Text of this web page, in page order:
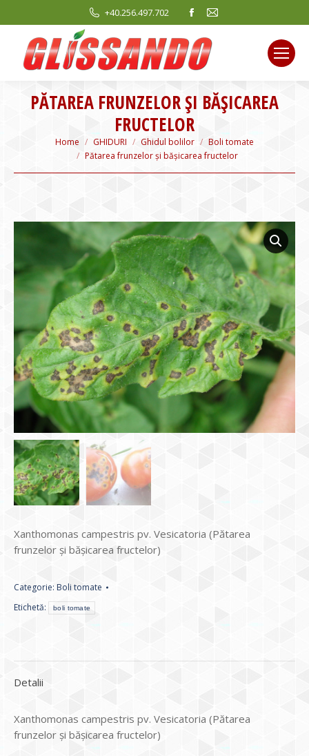
+40.256.497.702
Facebook
opens
in
new
window
Mail
new
window
PĂTAREA FRUNZELOR ȘI BĂȘICAREA
FRUCTELOR
You are here:
Home GHIDURI Ghidul bolilor
Boli tomate
Pătarea frunzelor și bășicarea fructelor
Xanthomonas campestris pv. Vesicatoria (Pătarea
frunzelor și bășicarea fructelor)
Categorie: Boli tomate
Etichetă:
boli tomate
Detalii
Xanthomonas campestris pv. Vesicatoria (Pătarea
frunzelor și bășicarea fructelor)